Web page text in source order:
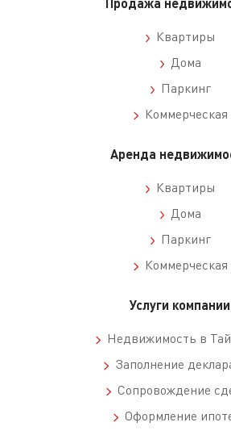
Квартиры
Дома
Паркинг
Коммерческая
Аренда
Квартиры
Дома
Паркинг
Коммерческая
Услуги компании
Недвижимость в
Заполнение
Сопровождение
Оформление